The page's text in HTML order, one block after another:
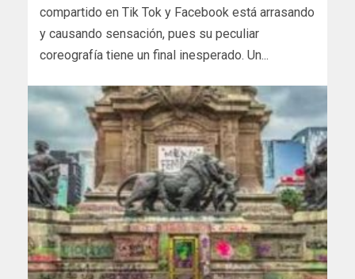
compartido en Tik Tok y Facebook está arrasando
y causando sensación, pues su peculiar
coreografía tiene un final inesperado. Un...